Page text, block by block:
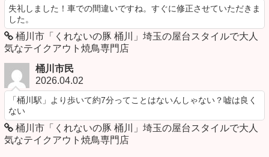
失礼しました！車での間違いですね。すぐに修正させていただきま
した。
桶川市「くれないの豚 桶川」埼玉の屋台スタイルで大人
気なテイクアウト焼鳥専門店
桶川市民
2026.04.02
「桶川駅」より歩いて約7分ってことはないんしゃない？嘘は良く
ない
桶川市「くれないの豚 桶川」埼玉の屋台スタイルで大人
気なテイクアウト焼鳥専門店